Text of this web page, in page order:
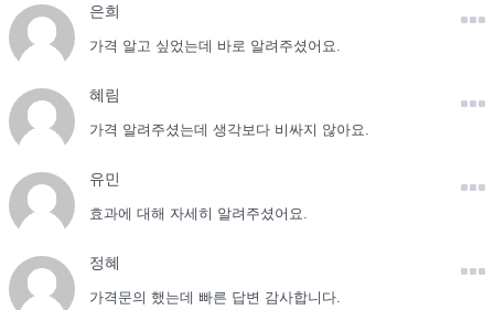
은희
가격 알고 싶었는데 바로 알려주셨어요.
혜림
가격 알려주셨는데 생각보다 비싸지 않아요.
유민
효과에 대해 자세히 알려주셨어요.
정혜
가격문의 했는데 빠른 답변 감사합니다.